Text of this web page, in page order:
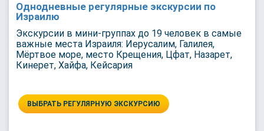
Однодневные регулярные экскурсии по
Израилю
Экскурсии в мини-группах до 19 человек в самые
важные места Израиля: Иерусалим, Галилея,
Мёртвое море, место Крещения, Цфат, Назарет,
Кинерет, Хайфа, Кейсария
ВЫБРАТЬ РЕГУЛЯРНУЮ ЭКСКУРСИЮ